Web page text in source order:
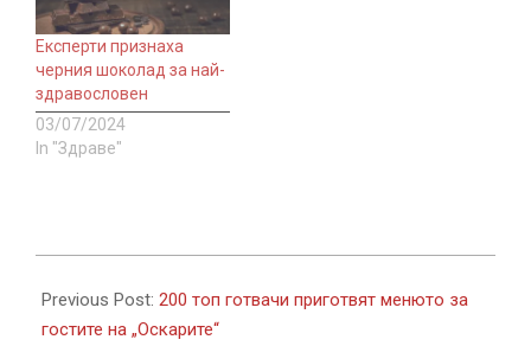
Eксперти признаха
черния шоколад за най-
здравословен
03/07/2024
In "Здраве"
03-
28
Previous Post: 200 топ готвачи приготвят менютo за
гостите на „Оскарите“